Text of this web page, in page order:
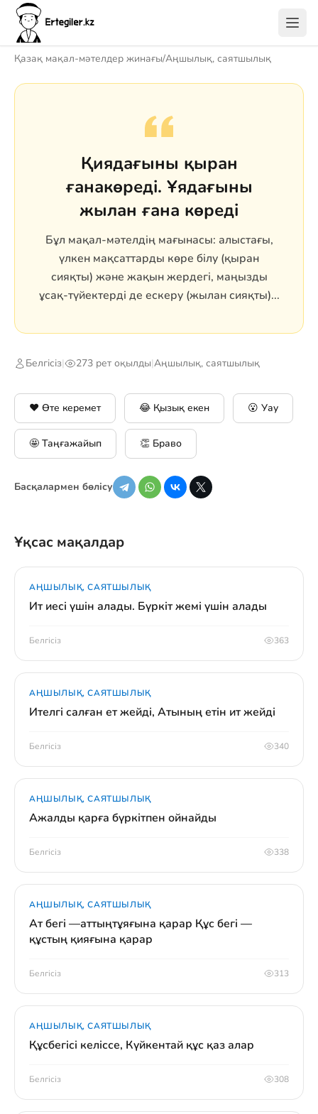
Қазақ мақал-мәтелдер жинағы/Аңшылық, саятшылық
Қиядағыны қыран
ғанакөреді. Ұядағыны
жылан ғана көреді
Бұл мақал-мәтелдің мағынасы: алыстағы,
үлкен мақсаттарды көре білу (қыран
сияқты) және жақын жердегі, маңызды
ұсақ-түйектерді де ескеру (жылан сияқты)...
Белгісіз| 273 рет оқылды|Аңшылық, саятшылық
❤️ Өте керемет 😂 Қызық екен 😮 Уау
🤩 Таңғажайып 👏 Браво
Басқалармен бөлісу
Ұқсас мақалдар
АҢШЫЛЫҚ, САЯТШЫЛЫҚ
Ит иесі үшін алады. Бүркіт жемі үшін алады
Белгісіз 363
АҢШЫЛЫҚ, САЯТШЫЛЫҚ
Ителгі салған ет жейді, Атының етін ит жейді
Белгісіз 340
АҢШЫЛЫҚ, САЯТШЫЛЫҚ
Ажалды қарға бүркітпен ойнайды
Белгісіз 338
АҢШЫЛЫҚ, САЯТШЫЛЫҚ
Ат бегі —аттыңтұяғына қарар Құс бегі —
құстың қияғына қарар
Белгісіз 313
АҢШЫЛЫҚ, САЯТШЫЛЫҚ
Құсбегісі келіссе, Күйкентай құс қаз алар
Белгісіз 308